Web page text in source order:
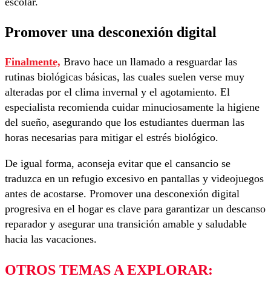
Promover una desconexión digital
Finalmente, Bravo hace un llamado a resguardar las
rutinas biológicas básicas, las cuales suelen verse muy
alteradas por el clima invernal y el agotamiento. El
especialista recomienda cuidar minuciosamente la higiene
del sueño, asegurando que los estudiantes duerman las
horas necesarias para mitigar el estrés biológico.
De igual forma, aconseja evitar que el cansancio se
traduzca en un refugio excesivo en pantallas y videojuegos
antes de acostarse. Promover una desconexión digital
progresiva en el hogar es clave para garantizar un descanso
reparador y asegurar una transición amable y saludable
hacia las vacaciones.
OTROS TEMAS A EXPLORAR: